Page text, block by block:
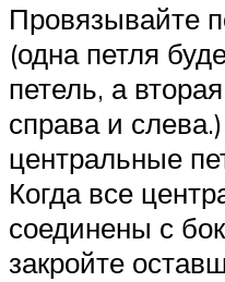
Провязывайте
(одна петля
петель, а
справа и
центральные
Когда все
соединены с
закройте